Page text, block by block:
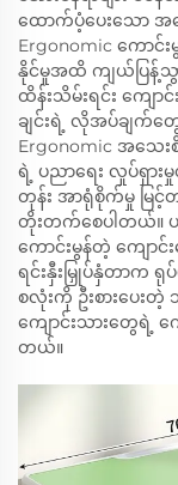
ထောက်ပံ့ပေးသော အ
Ergonomic ကော
နိုင်မှုအထိ ကျယ်ပြန့်သွ
ထိန်းသိမ်းရင်း ကျော
ချင်းရဲ့ လိုအပ်ချက်တွ
Ergonomic အသေ
ရဲ့ ပညာရေး လှုပ်ရှာ
တုန်း အာရုံစိုက်မှု မြင့်
တိုးတက်စေပါတယ်။
ကောင်းမွန်တဲ့ ကျောင်
ရင်းနှီးမြှုပ်နှံတာက ရုပ်
စလုံးကို ဦးစားပေး
ကျောင်းသားတွေရဲ့
တယ်။